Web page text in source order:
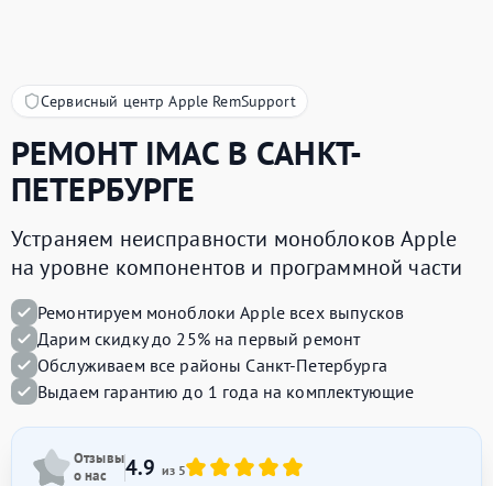
Сервисный центр Apple RemSupport
РЕМОНТ IMACВ САНКТ-
ПЕТЕРБУРГЕ
Устраняем неисправности моноблоков Apple
на уровне компонентов и программной части
Ремонтируем моноблоки Apple всех выпусков
Дарим скидку до 25% на первый ремонт
Обслуживаем все районы Санкт-Петербурга
Выдаем гарантию до 1 года на комплектующие
Отзывы
о нас
4.9 из 5